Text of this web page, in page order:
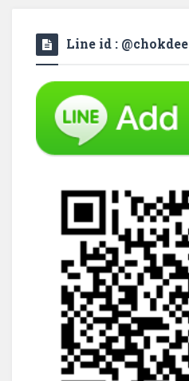
Line id : @chokdee